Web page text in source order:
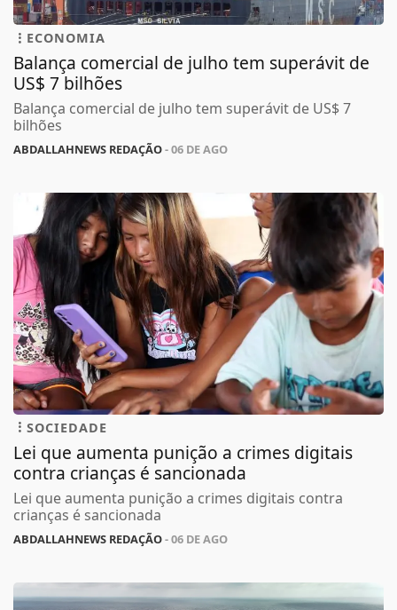
ECONOMIA
Balança comercial de julho tem superávit de
US$ 7 bilhões
Balança comercial de julho tem superávit de US$ 7
bilhões
ABDALLAHNEWS REDAÇÃO- 06 DE AGO
SOCIEDADE
Lei que aumenta punição a crimes digitais
contra crianças é sancionada
Lei que aumenta punição a crimes digitais contra
crianças é sancionada
ABDALLAHNEWS REDAÇÃO- 06 DE AGO